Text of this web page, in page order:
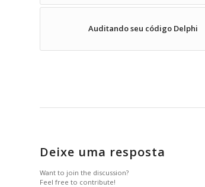
Auditando seu código Delphi
Deixe uma resposta
Want to join the discussion?
Feel free to contribute!